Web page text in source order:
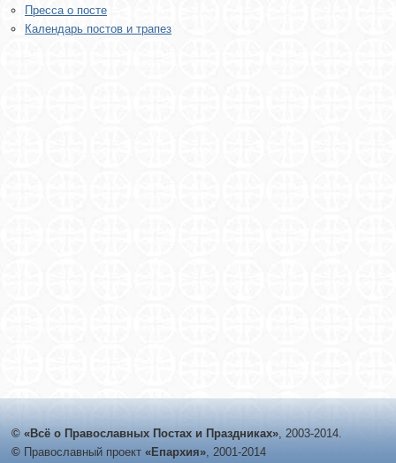
Пресса о посте
Календарь постов и трапез
© «Всё о Православных Постах и Праздниках», 2003-2014.
© Православный проект «Епархия», 2001-2014